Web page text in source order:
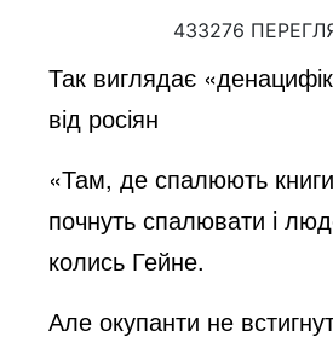
433276
Так виглядає
від росіян
«Там, де спалюють
почнуть спалювати і
колись Гейне.
Але окупанти не